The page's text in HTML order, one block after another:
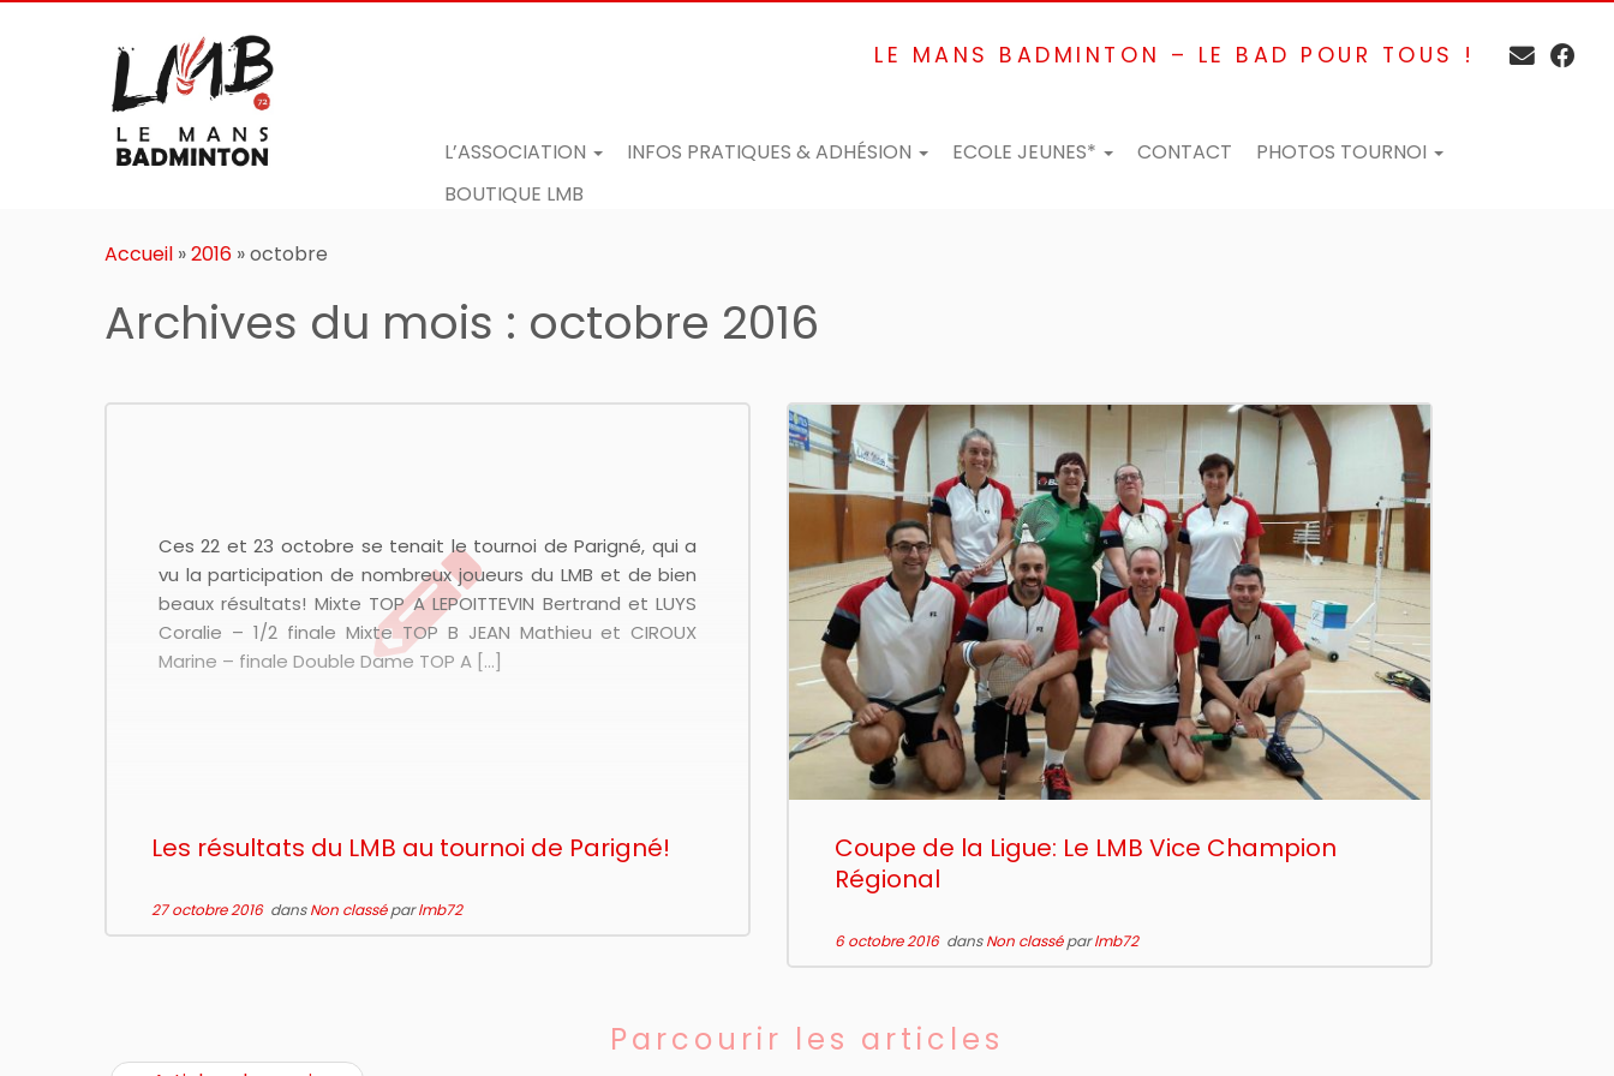
LE MANS BADMINTON – LE BAD POUR TOUS !
L’ASSOCIATION INFOS PRATIQUES & ADHÉSION ECOLE JEUNES* CONTACT
PHOTOS TOURNOI
BOUTIQUE LMB
Accueil »2016 »octobre
Archives du mois : octobre 2016
Ces 22 et 23 octobre se tenait le tournoi de Parigné, qui a
vu la participation de nombreux joueurs du LMB et de bien
beaux résultats! Mixte TOP A LEPOITTEVIN Bertrand et LUYS
Coralie – 1/2 finale Mixte TOP B JEAN Mathieu et CIROUX
Marine – finale Double Dame TOP A […]
Les résultats du LMB au tournoi de Parigné!
27 octobre 2016dansNon classéparlmb72
Coupe de la Ligue: Le LMB Vice Champion
Régional
6 octobre 2016dansNon classéparlmb72
Parcourir les articles